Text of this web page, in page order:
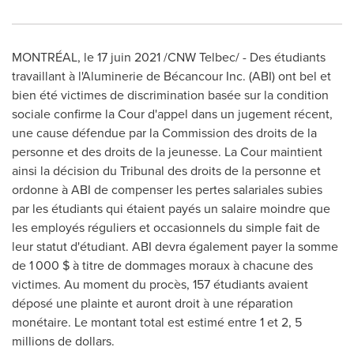
MONTRÉAL, le 17 juin 2021 /CNW Telbec/ - Des étudiants
travaillant à l'Aluminerie de Bécancour Inc. (ABI) ont bel et
bien été victimes de discrimination basée sur la condition
sociale confirme la Cour d'appel dans un jugement récent,
une cause défendue par la Commission des droits de la
personne et des droits de la jeunesse. La Cour maintient
ainsi la décision du Tribunal des droits de la personne et
ordonne àABI decompenser les pertes salariales subies
par les étudiants qui étaient payés un salaire moindre que
les employés réguliers et occasionnels du simple fait de
leur statut d'étudiant. ABI devra également payer la somme
de 1 000 $ à titre de dommages moraux à chacune des
victimes. Au moment du procès, 157 étudiants avaient
déposé une plainte et auront droit à une réparation
monétaire. Le montant total est estimé entre 1 et 2, 5
millions de dollars.